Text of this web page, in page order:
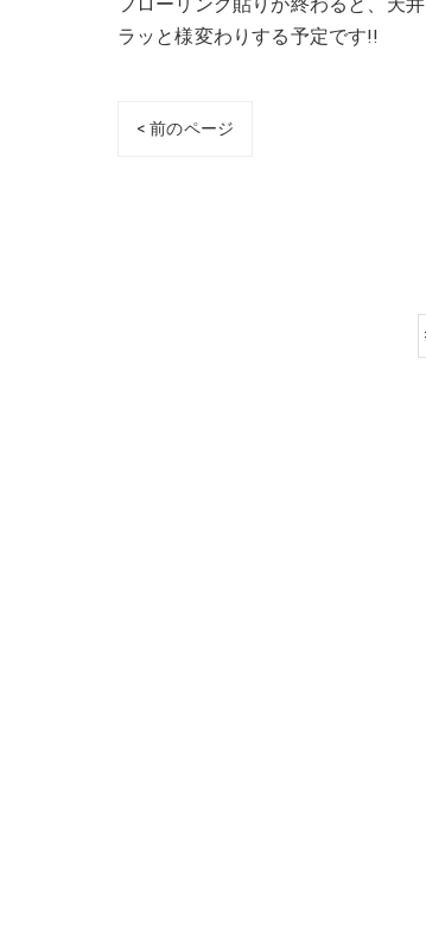
ラッと様変わりする予定です!!
< 前のページ